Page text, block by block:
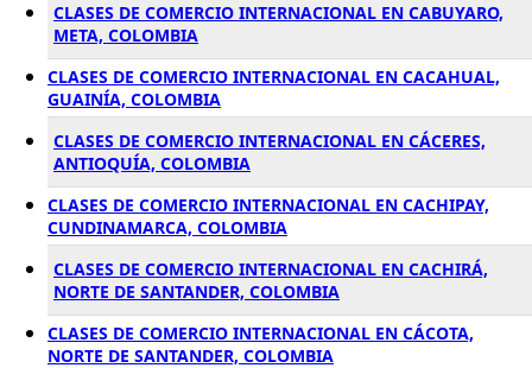
CLASES DE COMERCIO INTERNACIONAL EN CABUYARO,
META, COLOMBIA
CLASES DE COMERCIO INTERNACIONAL EN CACAHUAL,
GUAINÍA, COLOMBIA
CLASES DE COMERCIO INTERNACIONAL EN CÁCERES,
ANTIOQUÍA, COLOMBIA
CLASES DE COMERCIO INTERNACIONAL EN CACHIPAY,
CUNDINAMARCA, COLOMBIA
CLASES DE COMERCIO INTERNACIONAL EN CACHIRÁ,
NORTE DE SANTANDER, COLOMBIA
CLASES DE COMERCIO INTERNACIONAL EN CÁCOTA,
NORTE DE SANTANDER, COLOMBIA